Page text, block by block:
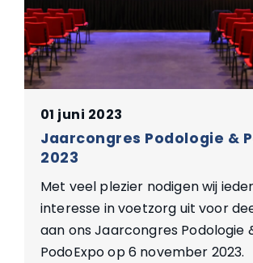
01 juni 2023
Jaarcongres Podologie &
2023
Met veel plezier nodigen wij
interesse in voetzorg uit voor
aan ons Jaarcongres Podologie
PodoExpo op 6 november 2023.